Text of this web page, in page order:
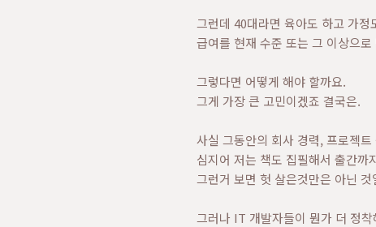
그런데 40대라면 육아도 하고 가정
급여를 현재 수준 또는 그 이상으
그렇다면 어떻게 해야 할까요.
그게 가장 큰 고민이겠죠 결국은.
사실 그동안의 회사 경력, 프로젝
심지어 저는 책도 집필해서 출간까
그런거 보면 헛 살은것만은 아닌
그러나 IT 개발자들이 뭔가 더 정